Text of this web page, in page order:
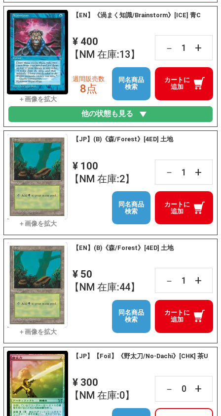
【EN】《渦まく知識/Brainstorm》[ICE] 青C
¥ 400
【NM 在庫:13】
－ +
カートに
追加
週間販売数
8点
同名商品
検索
他の状態も見る
【JP】(B)《森/Forest》[4ED] 土地
¥ 100
【NM 在庫:2】
－ +
カートに
追加
同名商品
検索
【EN】(B)《森/Forest》[4ED] 土地
¥ 50
【NM 在庫:44】
－ +
カートに
追加
同名商品
検索
【JP】【Foil】《野太刀/No-Dachi》[CHK] 茶U
¥ 300
【NM 在庫:0】
－ +